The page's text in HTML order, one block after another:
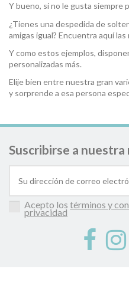
Y bueno, si no le gusta siempre
¿Tienes una despedida de
amigas igual? Encuentra aquí
Y como estos ejemplos,
personalizadas más.
Elije bien entre nuestra gran
y sorprende a esa persona
Suscribirse a
Acepto lostérminos y
privacidad